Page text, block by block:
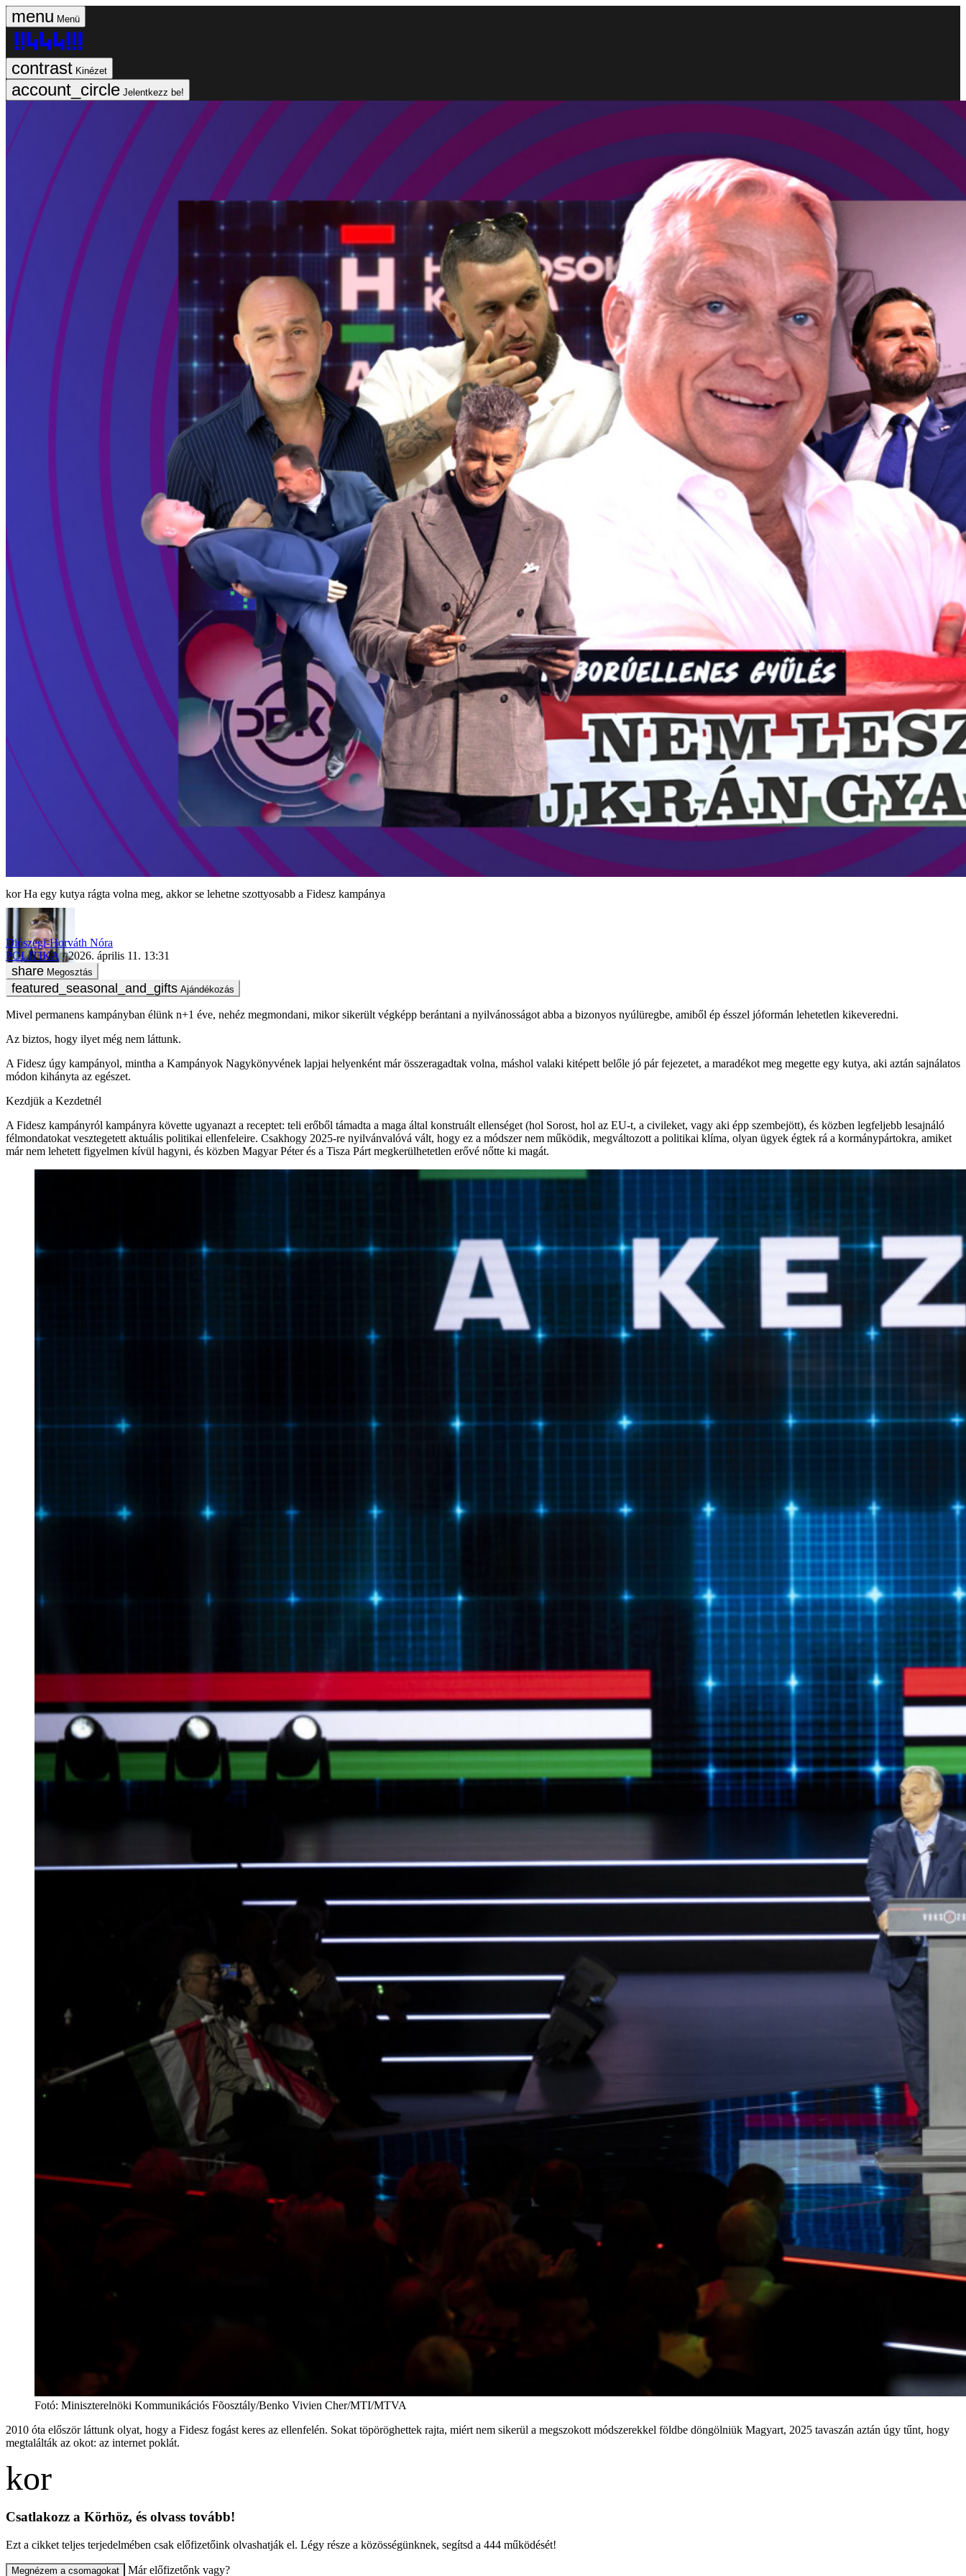
Menü
Kinézet
Jelentkezz be!
Ha egy kutya rágta volna meg, akkor se lehetne szottyosabb a Fidesz kampánya
Diószegi-Horváth Nóra
POLITIKA
2026. április 11. 13:31
Megosztás
Ajándékozás
Mivel permanens kampányban élünk n+1 éve, nehéz megmondani, mikor sikerült végképp berántani a nyilvánosságot abba a bizonyos nyúlüregbe, amiből ép ésszel jóformán lehetetlen kikeveredni.
Az biztos, hogy ilyet még nem láttunk.
A Fidesz úgy kampányol, mintha a Kampányok Nagykönyvének lapjai helyenként már összeragadtak volna, máshol valaki kitépett belőle jó pár fejezetet, a maradékot meg megette egy kutya, aki aztán sajnálatos
módon kihányta az egészet.
Kezdjük a Kezdetnél
A Fidesz kampányról kampányra követte ugyanazt a receptet: teli erőből támadta a maga által konstruált ellenséget (hol Sorost, hol az EU-t, a civileket, vagy aki épp szembejött), és közben legfeljebb lesajnáló
félmondatokat vesztegetett aktuális politikai ellenfeleire. Csakhogy 2025-re nyilvánvalóvá vált, hogy ez a módszer nem működik, megváltozott a politikai klíma, olyan ügyek égtek rá a kormánypártokra, amiket
már nem lehetett figyelmen kívül hagyni, és közben Magyar Péter és a Tisza Párt megkerülhetetlen erővé nőtte ki magát.
Fotó: Miniszterelnöki Kommunikációs Fõosztály/Benko Vivien Cher/MTI/MTVA
2010 óta először láttunk olyat, hogy a Fidesz fogást keres az ellenfelén. Sokat töpöröghettek rajta, miért nem sikerül a megszokott módszerekkel földbe döngölniük Magyart, 2025 tavaszán aztán úgy tűnt, hogy
megtalálták az okot: az internet poklát.
Csatlakozz a Körhöz, és olvass tovább!
Ezt a cikket teljes terjedelmében csak előfizetőink olvashatják el. Légy része a közösségünknek, segítsd a 444 működését!
Megnézem a csomagokat Már előfizetőnk vagy?